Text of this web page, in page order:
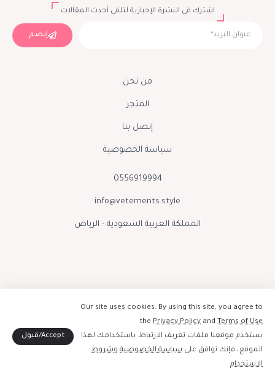
اشترك في النشرة الإخبارية لتلقي أحدث المقالات
إنضم
من نحن
المتجر
إتصل بنا
سياسة الخصوصية
0556919994
info@vetements.style
المملكة العربية السعودية - الرياض
إبقوا على تواصل :
Our site uses cookies. By using this site, you agree to
the Privacy Policy and Terms of Use
.
يستخدم موقعنا ملفات تعريف الارتباط. باستخدامك لهذا
الموقع، فإنك توافق على سياسة الخصوصية وشروط
الاستخدام.
Accept/قبول